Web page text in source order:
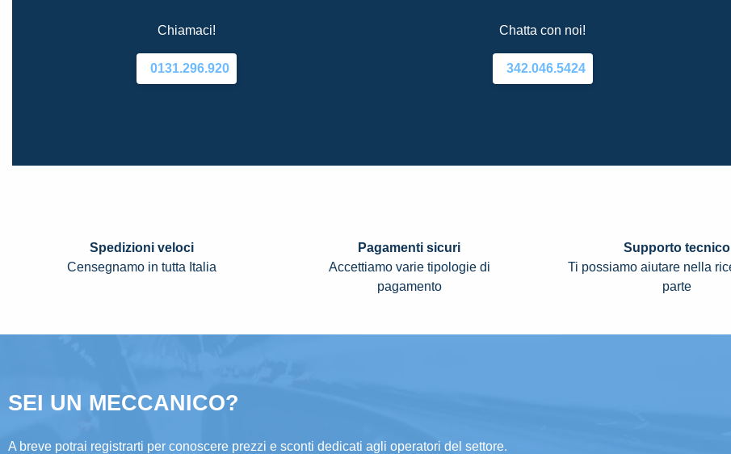
Chiamaci!
0131.296.920
Chatta con noi!
342.046.5424
Spedizioni veloci
Censegnamo in tutta Italia
Pagamenti sicuri
Accettiamo varie tipologie di
pagamento
Supporto tecnico
Ti possiamo aiutare nella
parte
SEI UN MECCANICO?
A breve potrai registrarti per conoscere prezzi e sconti dedicati agli operatori del settore.